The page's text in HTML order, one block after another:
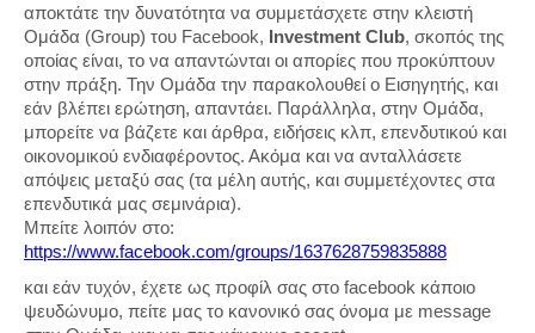
αποκτάτε την δυνατότητα να συμμετάσχετε στην κλειστή
Ομάδα (Group) του Facebook, Investment Club, σκοπός της
οποίας είναι, το να απαντώνται οι απορίες που προκύπτουν
στην πράξη. Την Ομάδα την παρακολουθεί ο Εισηγητής, και
εάν βλέπει ερώτηση, απαντάει. Παράλληλα, στην Ομάδα,
μπορείτε να βάζετε και άρθρα, ειδήσεις κλπ, επενδυτικού και
οικονομικού ενδιαφέροντος. Ακόμα και να ανταλλάσετε
απόψεις μεταξύ σας (τα μέλη αυτής, και συμμετέχοντες στα
επενδυτικά μας σεμινάρια).
Μπείτε λοιπόν στο:
https://www.facebook.com/groups/1637628759835888
και εάν τυχόν, έχετε ως προφίλ σας στο facebook κάποιο
ψευδώνυμο, πείτε μας το κανονικό σας όνομα με message